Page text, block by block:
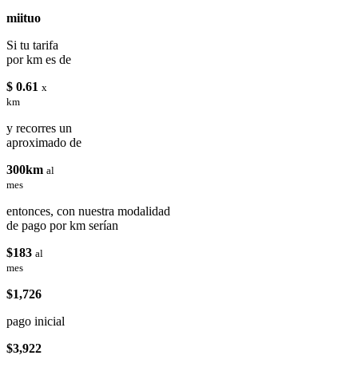
miituo
Si tu tarifa
por km es de
$ 0.61 x
km
y recorres un
aproximado de
300km al
mes
entonces, con nuestra modalidad
de pago por km serían
$183 al
mes
$1,726
pago inicial
$3,922